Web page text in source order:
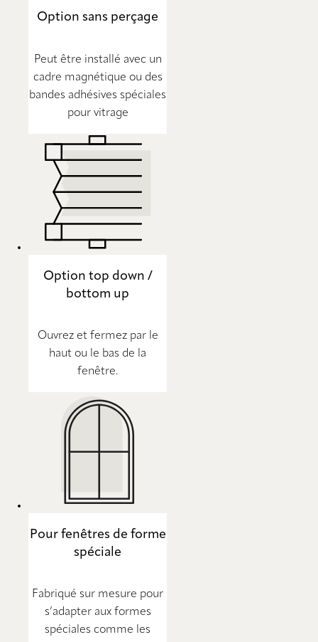
Option sans perçage
Peut être installé avec un
cadre magnétique ou des
bandes adhésives spéciales
pour vitrage
Option top down /
bottom up
Ouvrez et fermez par le
haut ou le bas de la
fenêtre.
Pour fenêtres de forme
spéciale
Fabriqué sur mesure pour
s’adapter aux formes
spéciales comme les